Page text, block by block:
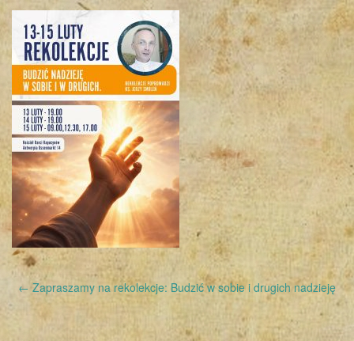
Post
navigation
← Zapraszamy na rekolekcje: Budzić w sobie i drugich nadzieję